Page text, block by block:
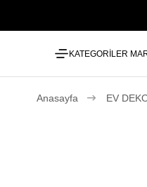
KATEGORİLER
Anasayfa EV